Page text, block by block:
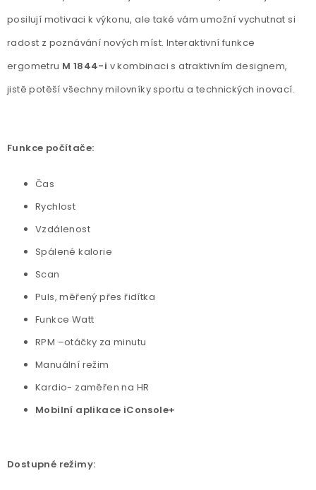
posilují motivaci k výkonu, ale také vám umožní vychutnat si
radost z poznávání nových míst. Interaktivní funkce
ergometru M 1844-i v kombinaci s atraktivním designem,
jistě potěší všechny milovníky sportu a technických inovací.
Funkce počítače:
Čas
Rychlost
Vzdálenost
Spálené kalorie
Scan
Puls, měřený přes řidítka
Funkce Watt
RPM –otáčky za minutu
Manuální režim
Kardio- zaměřen na HR
Mobilní aplikace iConsole+
Dostupné režimy: